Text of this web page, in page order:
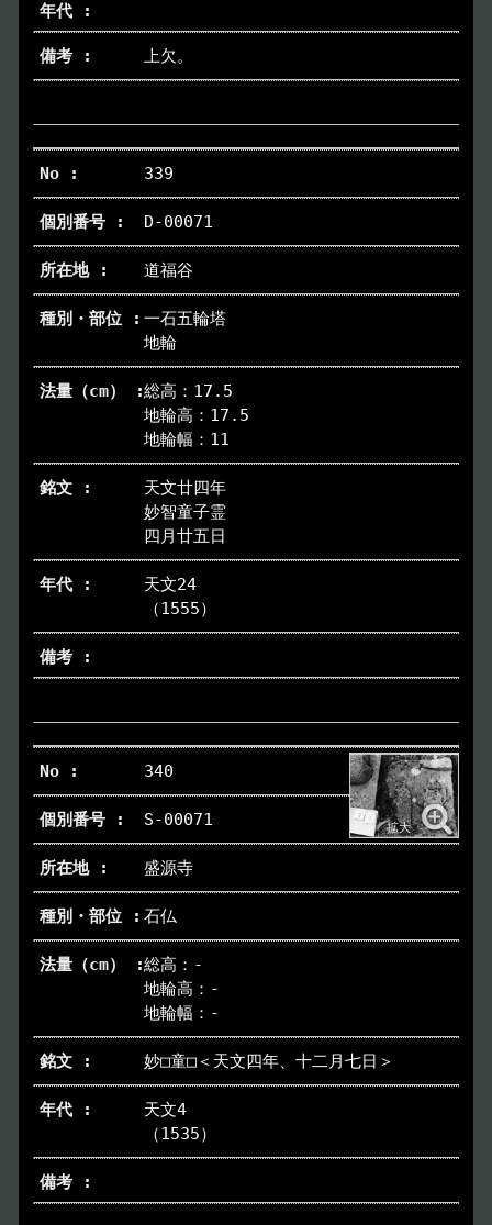
上欠。
339
D-00071
道福谷
一石五輪塔
地輪
総高：17.5
地輪高：17.5
地輪幅：11
天文廿四年
妙智童子霊
四月廿五日
天文24
（1555）
340
S-00071
盛源寺
石仏
総高：-
地輪高：-
地輪幅：-
妙□童□＜天文四年、十二月七日＞
天文4
（1535）